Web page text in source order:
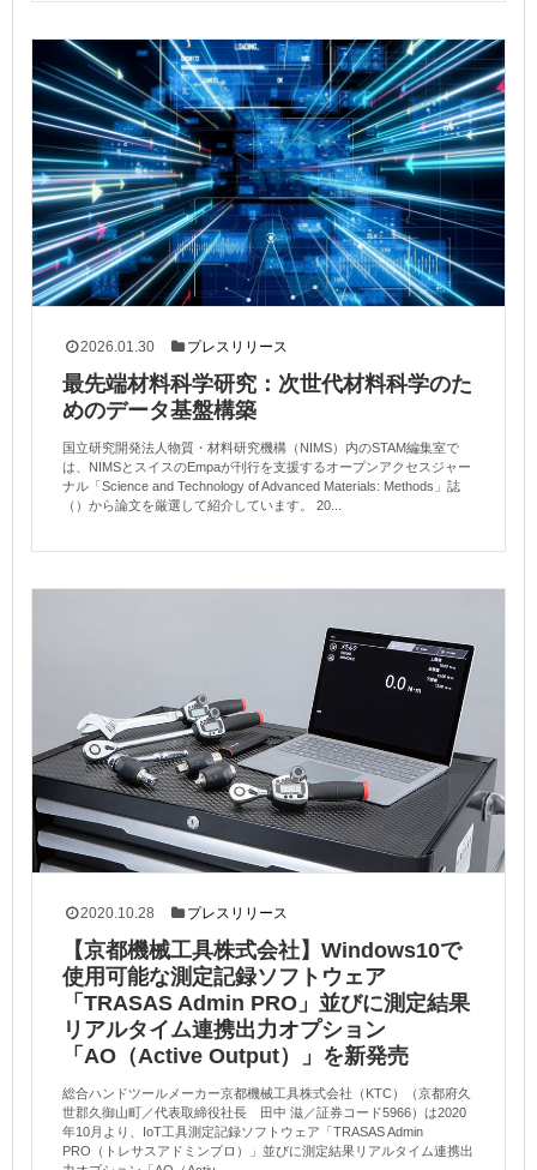
2026.01.30 プレスリリース
最先端材料科学研究：次世代材料科学のた
めのデータ基盤構築
国立研究開発法人物質・材料研究機構（NIMS）内のSTAM編集室で
は、NIMSとスイスのEmpaが刊行を支援するオープンアクセスジャー
ナル「Science and Technology of Advanced Materials: Methods」誌
（）から論文を厳選して紹介しています。 20...
2020.10.28 プレスリリース
【京都機械工具株式会社】Windows10で
使用可能な測定記録ソフトウェア
「TRASAS Admin PRO」並びに測定結果
リアルタイム連携出力オプション
「AO（Active Output）」を新発売
総合ハンドツールメーカー京都機械工具株式会社（KTC）（京都府久
世郡久御山町／代表取締役社長 田中 滋／証券コード5966）は2020
年10月より、IoT工具測定記録ソフトウェア「TRASAS Admin
PRO（トレサスアドミンプロ）」並びに測定結果リアルタイム連携出